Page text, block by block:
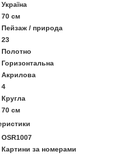
Україна
70 см
Пейзаж / природа
23
Полотно
Горизонтальна
Акрилова
4
Кругла
70 см
OSR1007
Картини за номерами